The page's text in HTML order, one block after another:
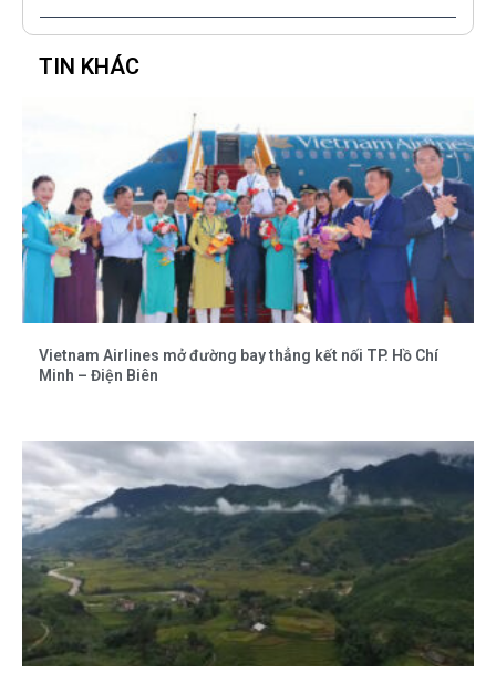
TIN KHÁC
Vietnam Airlines mở đường bay thẳng kết nối TP. Hồ Chí
Minh – Điện Biên